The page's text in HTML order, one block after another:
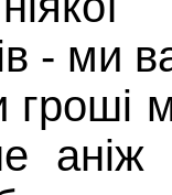
- ми
гроші
аніж